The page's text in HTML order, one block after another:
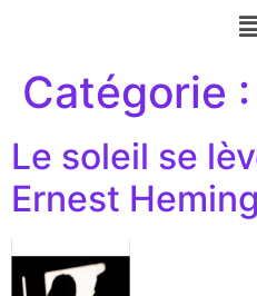
Catégorie :
Le soleil se
Ernest